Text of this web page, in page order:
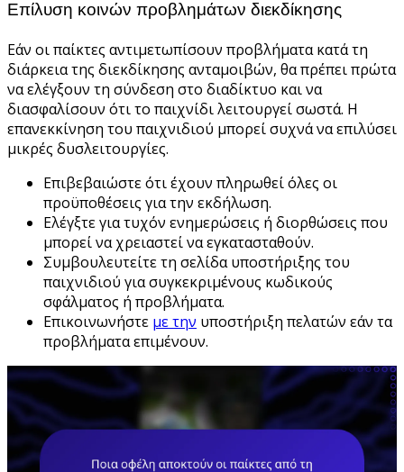
Επίλυση κοινών προβλημάτων διεκδίκησης
Εάν οι παίκτες αντιμετωπίσουν προβλήματα κατά τη
διάρκεια της διεκδίκησης ανταμοιβών, θα πρέπει πρώτα
να ελέγξουν τη σύνδεση στο διαδίκτυο και να
διασφαλίσουν ότι το παιχνίδι λειτουργεί σωστά. Η
επανεκκίνηση του παιχνιδιού μπορεί συχνά να επιλύσει
μικρές δυσλειτουργίες.
Επιβεβαιώστε ότι έχουν πληρωθεί όλες οι
προϋποθέσεις για την εκδήλωση.
Ελέγξτε για τυχόν ενημερώσεις ή διορθώσεις που
μπορεί να χρειαστεί να εγκατασταθούν.
Συμβουλευτείτε τη σελίδα υποστήριξης του
παιχνιδιού για συγκεκριμένους κωδικούς
σφάλματος ή προβλήματα.
Επικοινωνήστε με την υποστήριξη πελατών εάν τα
προβλήματα επιμένουν.